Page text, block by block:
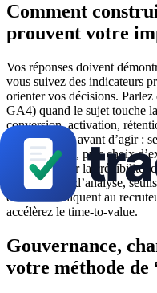
Comment
prouvent votre
Vos réponses doivent
vous suivez des indicateurs
orienter vos décisions.
GA4) quand le sujet touche
conversion, activation,
diagnostiquer avant d’agir :
d’événements, puis choix
Pour renforcer la crédibilité,
bord, rythme d’analyse,
éléments indiquent au
accélèrez le time-to-value.
Gouvernance,
votre méthode de